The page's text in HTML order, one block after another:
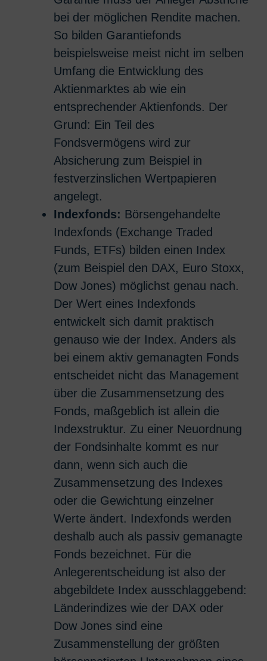
bei der möglichen Rendite machen.
So bilden Garantiefonds
beispielsweise meist nicht im selben
Umfang die Entwicklung des
Aktienmarktes ab wie ein
entsprechender Aktienfonds. Der
Grund: Ein Teil des
Fondsvermögens wird zur
Absicherung zum Beispiel in
festverzinslichen Wertpapieren
angelegt.
Indexfonds: Börsengehandelte
Indexfonds (Exchange Traded
Funds, ETFs) bilden einen Index
(zum Beispiel den DAX, Euro Stoxx,
Dow Jones) möglichst genau nach.
Der Wert eines Indexfonds
entwickelt sich damit praktisch
genauso wie der Index. Anders als
bei einem aktiv gemanagten Fonds
entscheidet nicht das Management
über die Zusammensetzung des
Fonds, maßgeblich ist allein die
Indexstruktur. Zu einer Neuordnung
der Fondsinhalte kommt es nur
dann, wenn sich auch die
Zusammensetzung des Indexes
oder die Gewichtung einzelner
Werte ändert. Indexfonds werden
deshalb auch als passiv gemanagte
Fonds bezeichnet. Für die
Anlegerentscheidung ist also der
abgebildete Index ausschlaggebend:
Länderindizes wie der DAX oder
Dow Jones sind eine
Zusammenstellung der größten